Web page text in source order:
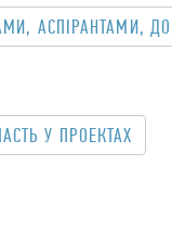
АСПІРАНТАМИ,
У ПРОЕКТАХ